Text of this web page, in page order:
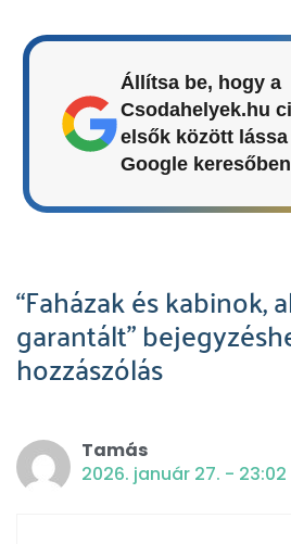
Állítsa be, hogy a
Csodahelyek.hu
elsők között lássa
Google
“Faházak és kabinok,
garantált”
hozzászólás
Tamás
2026. január 27. - 23:02